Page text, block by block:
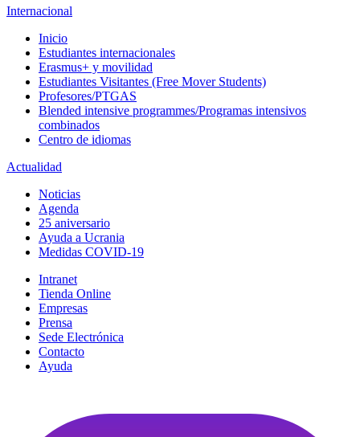
Internacional
Inicio
Estudiantes internacionales
Erasmus+ y movilidad
Estudiantes Visitantes (Free Mover Students)
Profesores/PTGAS
Blended intensive programmes/Programas intensivos
combinados
Centro de idiomas
Actualidad
Noticias
Agenda
25 aniversario
Ayuda a Ucrania
Medidas COVID-19
Intranet
Tienda Online
Empresas
Prensa
Sede Electrónica
Contacto
Ayuda